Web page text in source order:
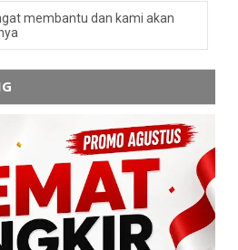
membantu dan kami akan